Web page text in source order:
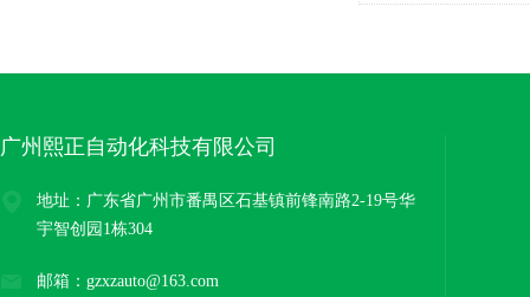
广州熙正自动化科技有限公司
地址：广东省广州市番禺区石基镇前锋南路2-19号华
宇智创园1栋304
邮箱：gzxzauto@163.com